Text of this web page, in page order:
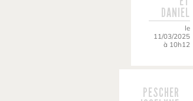
DANIEL
le
11/03/2025
à 10h12
PESCHER